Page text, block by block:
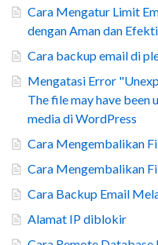
Cara Mengatur Limit
dengan Aman dan
Cara backup email di
Mengatasi Error
The file may have been
media di WordPress
Cara Mengembalikan
Cara Mengembalikan
Cara Backup Email
Alamat IP diblokir